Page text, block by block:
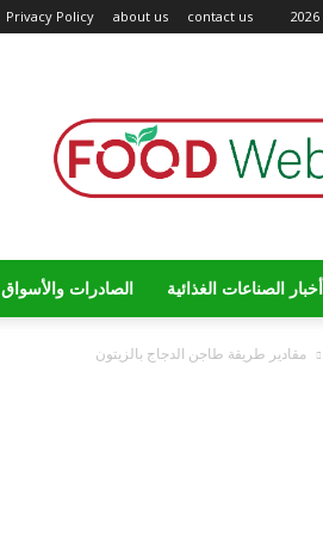
Privacy Policy about us contact us
أخبار الصناعات الغذائية الصادرات والأسواق
مقادير طريقة طاجن الدجاج بالزيتون